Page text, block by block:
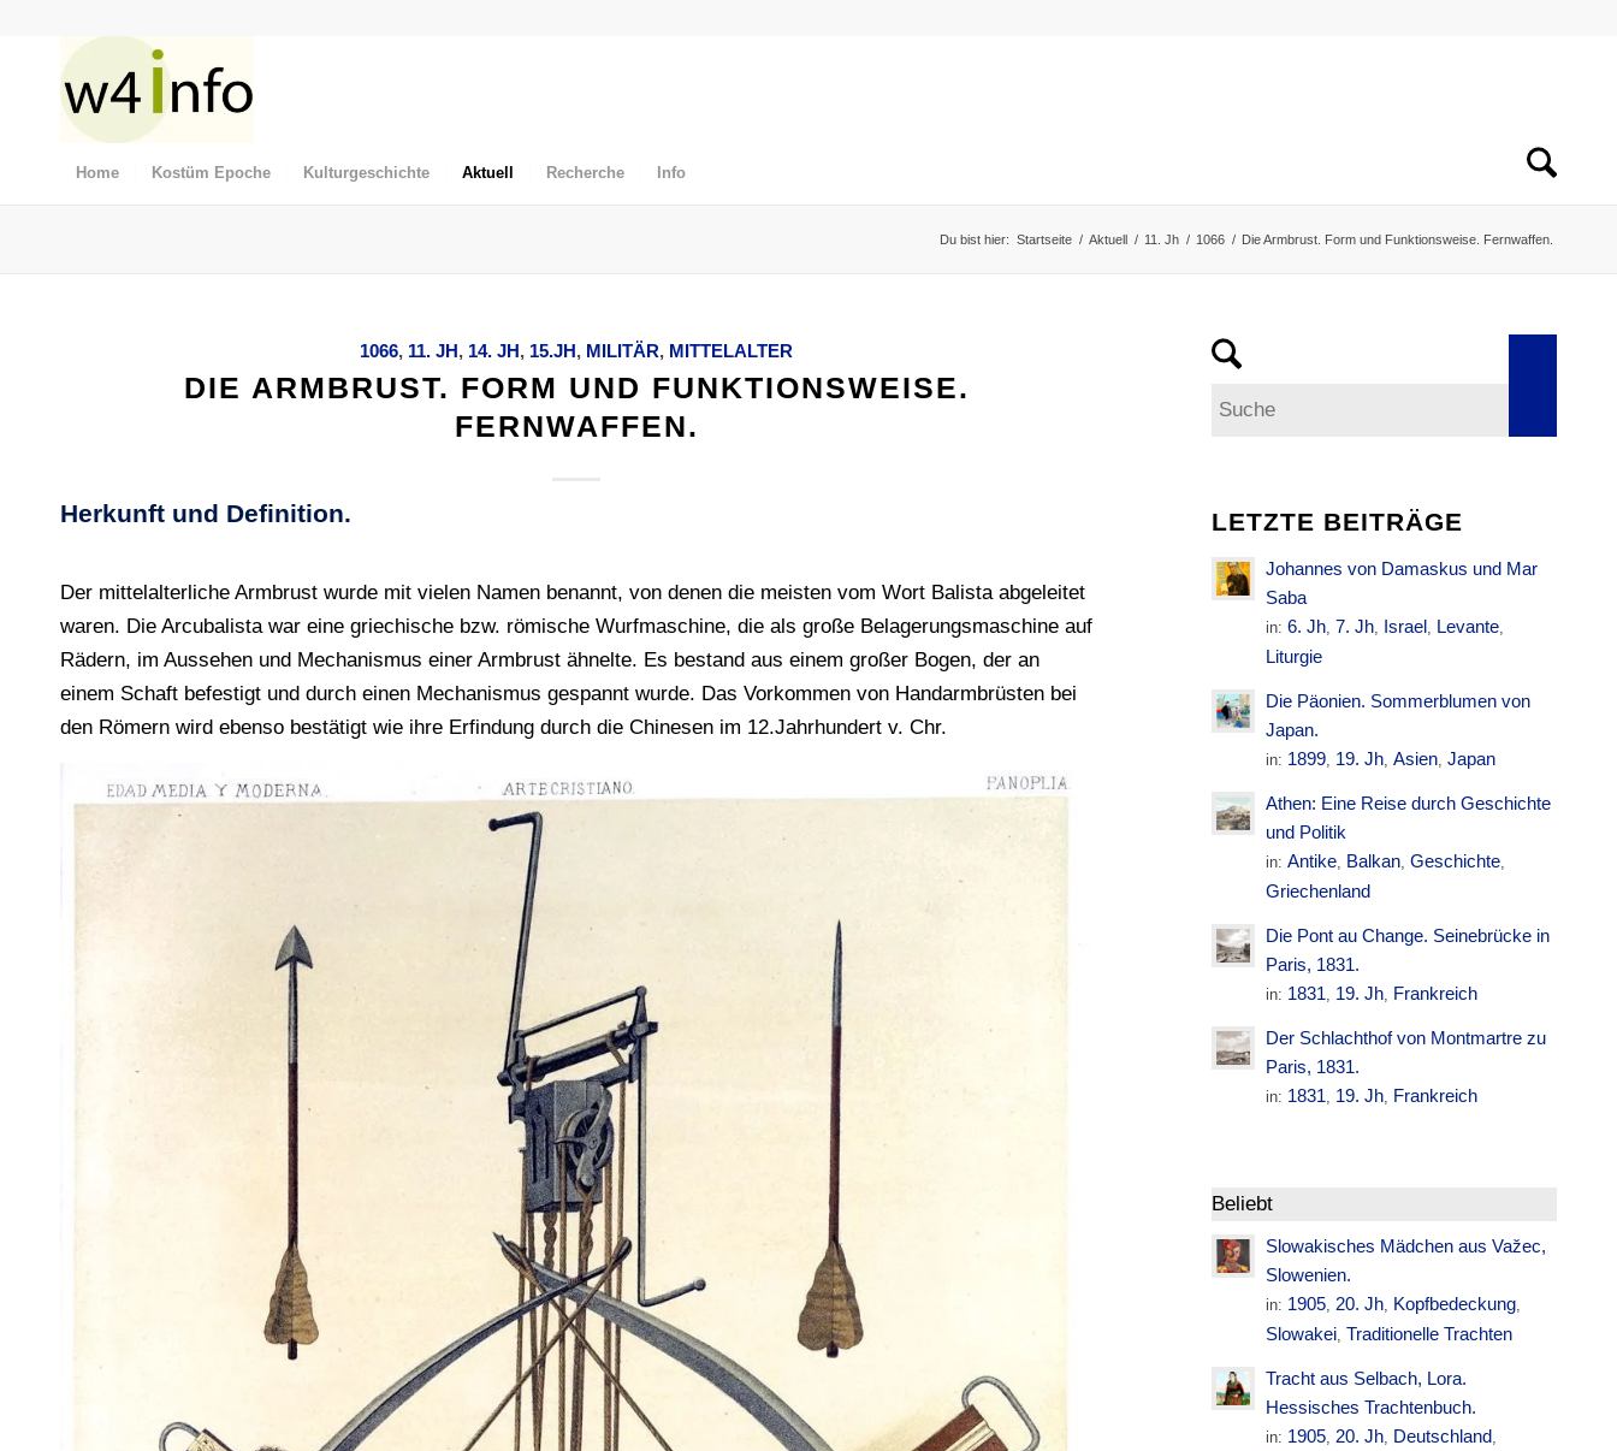
Home Kostüm Epoche Kulturgeschichte Aktuell Recherche Info
Du bist hier: Startseite / Aktuell / 11. Jh / 1066 / Die Armbrust. Form und Funktionsweise. Fernwaffen.
1066, 11. JH, 14. JH, 15.JH, MILITÄR, MITTELALTER
DIE ARMBRUST. FORM UND FUNKTIONSWEISE.
FERNWAFFEN.
Herkunft und Definition.
Der mittelalterliche Armbrust wurde mit vielen Namen benannt, von denen die meisten vom Wort Balista abgeleitet
waren. Die Arcubalista war eine griechische bzw. römische Wurfmaschine, die als große Belagerungsmaschine auf
Rädern, im Aussehen und Mechanismus einer Armbrust ähnelte. Es bestand aus einem großer Bogen, der an
einem Schaft befestigt und durch einen Mechanismus gespannt wurde. Das Vorkommen von Handarmbrüsten bei
den Römern wird ebenso bestätigt wie ihre Erfindung durch die Chinesen im 12.Jahrhundert v. Chr.
LETZTE BEITRÄGE
Johannes von Damaskus und Mar
Saba
in:6. Jh, 7. Jh, Israel, Levante,
Liturgie
Die Päonien. Sommerblumen von
Japan.
in: 1899, 19. Jh,Asien,Japan
Athen: Eine Reise durch Geschichte
und Politik
in:Antike, Balkan,Geschichte,
Griechenland
Die Pont au Change. Seinebrücke in
Paris, 1831.
in: 1831, 19. Jh, Frankreich
Der Schlachthof von Montmartre zu
Paris, 1831.
in: 1831, 19. Jh, Frankreich
Beliebt
Slowakisches Mädchen aus Važec,
Slowenien.
in: 1905,20. Jh, Kopfbedeckung,
Slowakei, Traditionelle Trachten
Tracht aus Selbach, Lora.
Hessisches Trachtenbuch.
in: 1905,20. Jh, Deutschland,